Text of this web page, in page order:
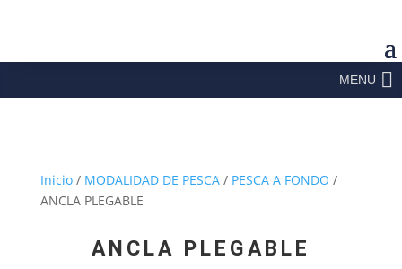
MENU
Inicio/ MODALIDAD DE PESCA/ PESCA A FONDO /
ANCLA PLEGABLE
ANCLA PLEGABLE